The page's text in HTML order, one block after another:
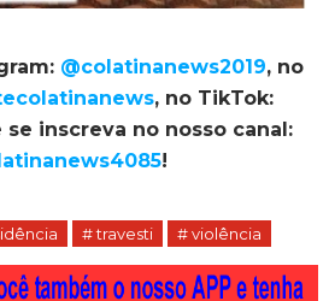
@colatinanews2019, no
, no TikTok:
se inscreva no nosso canal:
!
# travesti # violência